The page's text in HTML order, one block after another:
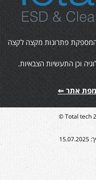
פתרונות מקצה לקצה
מפת אתר ⇐